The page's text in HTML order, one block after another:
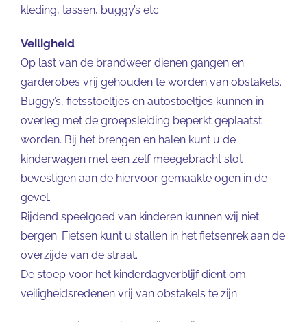
kleding, tassen, buggy’s etc.
Veiligheid
Op last van de brandweer dienen gangen en
garderobes vrij gehouden te worden van obstakels.
Buggy’s, fietsstoeltjes en autostoeltjes kunnen in
overleg met de groepsleiding beperkt geplaatst
worden. Bij het brengen en halen kunt u de
kinderwagen met een zelf meegebracht slot
bevestigen aan de hiervoor gemaakte ogen in de
gevel.
Rijdend speelgoed van kinderen kunnen wij niet
bergen. Fietsen kunt u stallen in het fietsenrek aan de
overzijde van de straat.
De stoep voor het kinderdagverblijf dient om
veiligheidsredenen vrij van obstakels te zijn.